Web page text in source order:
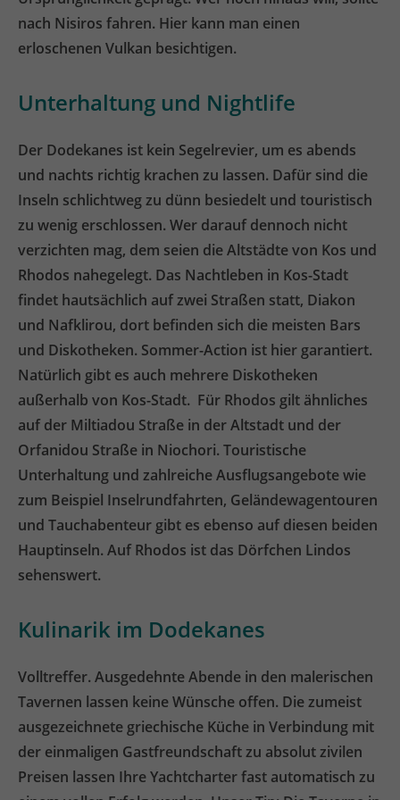
nach Nisiros fahren. Hier kann man einen
erloschenen Vulkan besichtigen.
Unterhaltung und Nightlife
Der Dodekanes ist kein Segelrevier, um es abends
und nachts richtig krachen zu lassen. Dafür sind die
Inseln schlichtweg zu dünn besiedelt und touristisch
zu wenig erschlossen. Wer darauf dennoch nicht
verzichten mag, dem seien die Altstädte von Kos und
Rhodos nahegelegt. Das Nachtleben in Kos-Stadt
findet hautsächlich auf zwei Straßen statt, Diakon
und Nafklirou, dort befinden sich die meisten Bars
und Diskotheken. Sommer-Action ist hier garantiert.
Natürlich gibt es auch mehrere Diskotheken
außerhalb von Kos-Stadt. Für Rhodos gilt ähnliches
auf der Miltiadou Straße in der Altstadt und der
Orfanidou Straße in Niochori. Touristische
Unterhaltung und zahlreiche Ausflugsangebote wie
zum Beispiel Inselrundfahrten, Geländewagentouren
und Tauchabenteur gibt es ebenso auf diesen beiden
Hauptinseln. Auf Rhodos ist das Dörfchen Lindos
sehenswert.
Kulinarik im Dodekanes
Volltreffer. Ausgedehnte Abende in den malerischen
Tavernen lassen keine Wünsche offen. Die zumeist
ausgezeichnete griechische Küche in Verbindung mit
der einmaligen Gastfreundschaft zu absolut zivilen
Preisen lassen Ihre Yachtcharter fast automatisch zu